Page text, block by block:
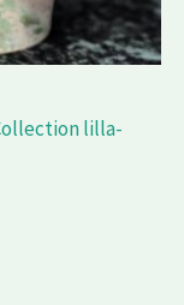
lilla-